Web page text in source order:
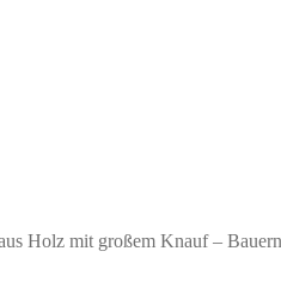
Holz mit großem Knauf –